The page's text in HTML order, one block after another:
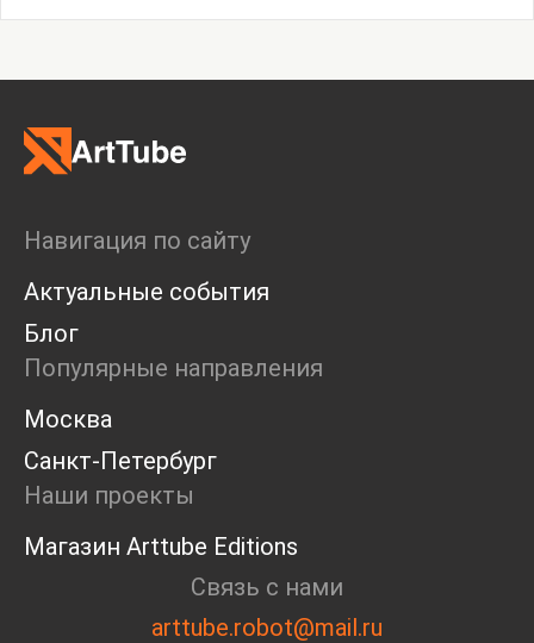
Дискуссия
Пост-релиз
Пресс-конференция
Ярмарка
Open call
Экскурсия
Дискуссия
Cosmoscow 2024
Blazar 2024
Встречи
Круглый стол
Навигация по сайту
Актуальные события
Блог
Популярные направления
Москва
Санкт-Петербург
Наши проекты
Магазин Arttube Editions
Связь с нами
arttube.robot@mail.ru